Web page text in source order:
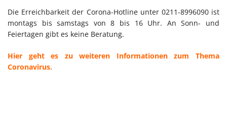
Die Erreichbarkeit der Corona-Hotline unter 0211-8996090 ist
montags bis samstags von 8 bis 16 Uhr. An Sonn- und
Feiertagen gibt es keine Beratung.
Hier geht es zu weiteren Informationen zum Thema
Coronavirus.